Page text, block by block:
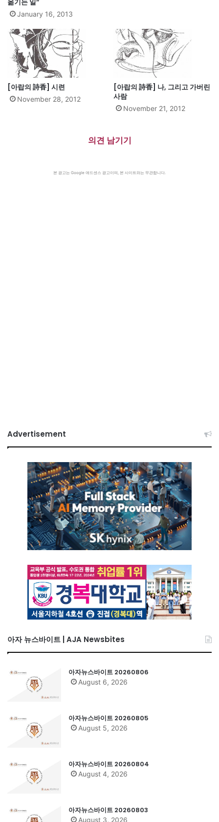
January 16, 2013
[아랍의 詩香] 시련
November 28, 2012
[아랍의 詩香] 나, 그리고 가버린
사람
November 21, 2012
의견 남기기
본 광고는 Google 애드센스 광고이며, 본 사이트와는 무관합니다.
Advertisement
아자 뉴스바이트 | AJA Newsbites
아자뉴스바이트 20260806
August 6, 2026
아자뉴스바이트 20260805
August 5, 2026
아자뉴스바이트 20260804
August 4, 2026
아자뉴스바이트 20260803
August 3, 2026